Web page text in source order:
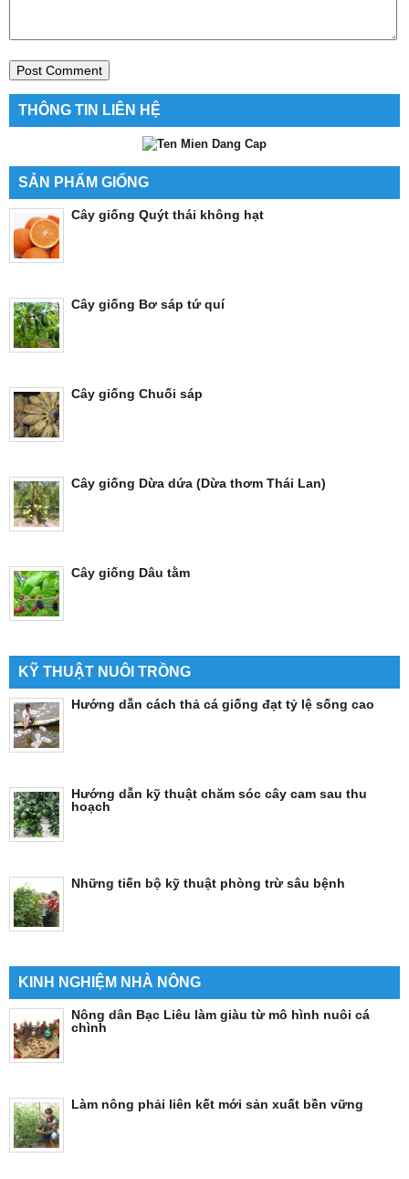
THÔNG TIN LIÊN HỆ
SẢN PHẨM GIỐNG
Cây giống Quýt thái không hạt
Cây giống Bơ sáp tứ quí
Cây giống Chuối sáp
Cây giống Dừa dứa (Dừa thơm Thái Lan)
Cây giống Dâu tằm
KỸ THUẬT NUÔI TRỒNG
Hướng dẫn cách thả cá giống đạt tỷ lệ sống cao
Hướng dẫn kỹ thuật chăm sóc cây cam sau thu
hoạch
Những tiến bộ kỹ thuật phòng trừ sâu bệnh
KINH NGHIỆM NHÀ NÔNG
Nông dân Bạc Liêu làm giàu từ mô hình nuôi cá
chình
Làm nông phải liên kết mới sản xuất bền vững